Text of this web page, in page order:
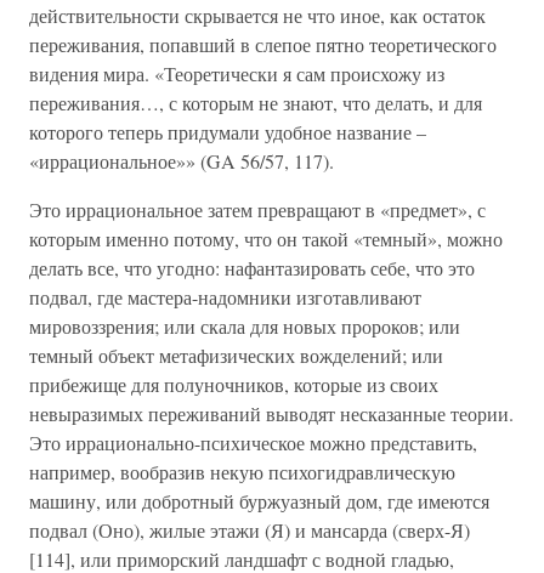
действительности скрывается не что иное, как остаток
переживания, попавший в слепое пятно теоретического
видения мира. «Теоретически я сам происхожу из
переживания…, с которым не знают, что делать, и для
которого теперь придумали удобное название –
«иррациональное»» (GA 56/57, 117).
Это иррациональное затем превращают в «предмет», с
которым именно потому, что он такой «темный», можно
делать все, что угодно: нафантазировать себе, что это
подвал, где мастера-надомники изготавливают
мировоззрения; или скала для новых пророков; или
темный объект метафизических вожделений; или
прибежище для полуночников, которые из своих
невыразимых переживаний выводят несказанные теории.
Это иррационально-психическое можно представить,
например, вообразив некую психогидравлическую
машину, или добротный буржуазный дом, где имеются
подвал (Оно), жилые этажи (Я) и мансарда (сверх-Я)
[114], или приморский ландшафт с водной гладью,